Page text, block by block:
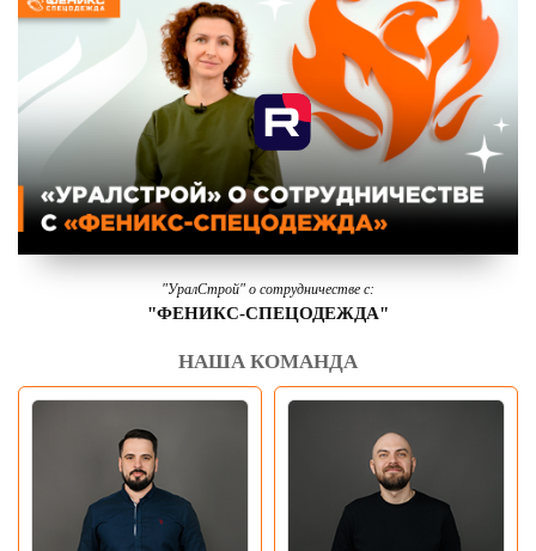
"УралСтрой" о сотрудничестве с:
"ФЕНИКС-СПЕЦОДЕЖДА"
НАША КОМАНДА